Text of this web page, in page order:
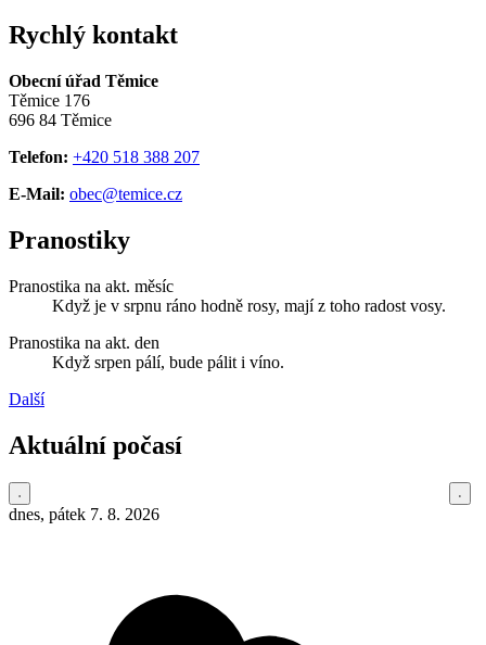
Rychlý kontakt
Obecní úřad Těmice
Těmice 176
696 84 Těmice
Telefon: +420 518 388 207
E-Mail: obec@temice.cz
Pranostiky
Pranostika na akt. měsíc
Když je v srpnu ráno hodně rosy, mají z toho radost vosy.
Pranostika na akt. den
Když srpen pálí, bude pálit i víno.
Další
Aktuální počasí
dnes, pátek 7. 8. 2026